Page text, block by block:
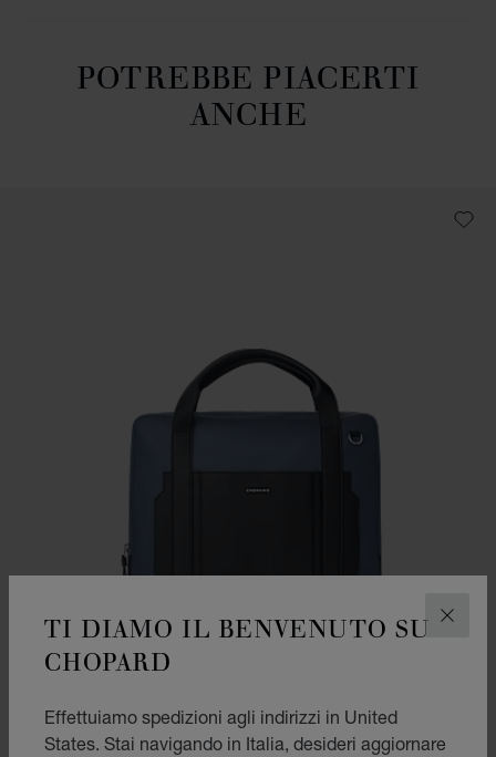
TI DIAMO IL BENVENUTO SU
CHOPARD
Effettuiamo spedizioni agli indirizzi in United
States. Stai navigando in Italia, desideri aggiornare
POTREBBE PIACERTI
ANCHE